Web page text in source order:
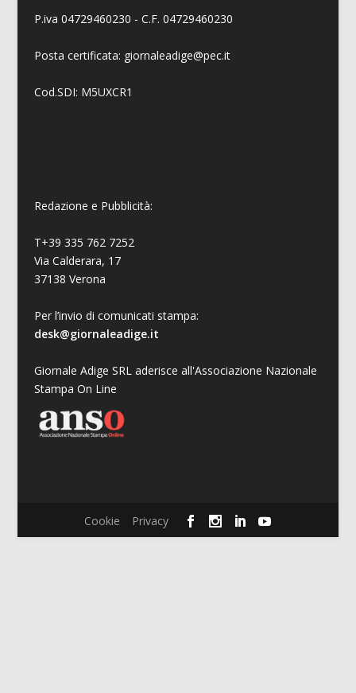
P.iva 04729460230 - C.F. 04729460230
Posta certificata: giornaleadige@pec.it
Cod.SDI: M5UXCR1
Redazione e Pubblicità:
T+39 335 762 7252
Via Calderara, 17
37138 Verona
Per l’invio di comunicati stampa:
desk@giornaleadige.it
Giornale Adige SRL aderisce all'Associazione Nazionale
Stampa On Line
Cookie Privacy